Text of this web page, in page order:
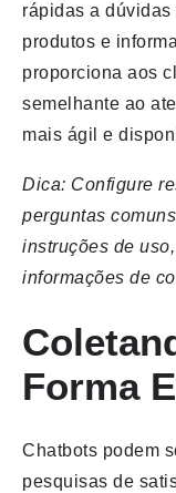
rápidas a
produtos e
proporciona aos
semelhante ao
mais ágil e
Dica: Configure
perguntas
instruções de
informações de
Forma
Chatbots podem
pesquisas de